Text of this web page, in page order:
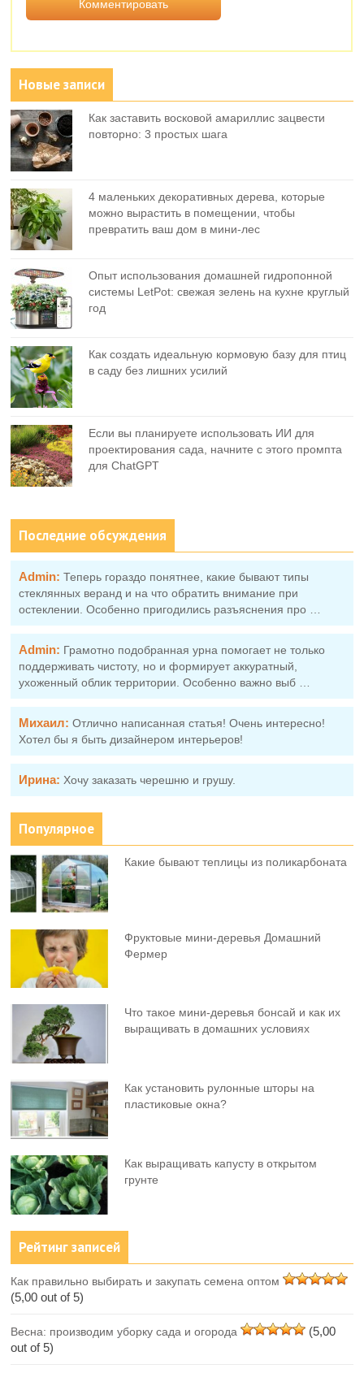
Новые записи
Как заставить восковой амариллис зацвести
повторно: 3 простых шага
4 маленьких декоративных дерева, которые
можно вырастить в помещении, чтобы
превратить ваш дом в мини-лес
Опыт использования домашней гидропонной
системы LetPot: свежая зелень на кухне круглый
год
Как создать идеальную кормовую базу для птиц
в саду без лишних усилий
Если вы планируете использовать ИИ для
проектирования сада, начните с этого промпта
для ChatGPT
Последние обсуждения
Admin: Теперь гораздо понятнее, какие бывают типы
стеклянных веранд и на что обратить внимание при
остеклении. Особенно пригодились разъяснения про …
Admin: Грамотно подобранная урна помогает не только
поддерживать чистоту, но и формирует аккуратный,
ухоженный облик территории. Особенно важно выб …
Михаил: Отлично написанная статья! Очень интересно!
Хотел бы я быть дизайнером интерьеров!
Ирина: Хочу заказать черешню и грушу.
Популярное
Какие бывают теплицы из поликарбоната
Фруктовыe мини-деревья Домашний
Фермер
Что такое мини-деревья бонсай и как их
выращивать в домашних условиях
Как установить рулонные шторы на
пластиковые окна?
Как выращивать капусту в открытом
грунте
Рейтинг записей
Как правильно выбирать и закупать семена оптом
(5,00 out of 5)
Весна: производим уборку сада и огорода
(5,00
out of 5)